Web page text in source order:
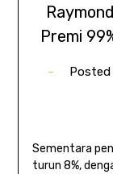
Premi
Posted
Sementara
turun 8%,